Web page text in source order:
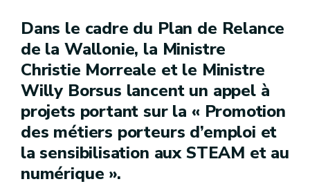
Dans le cadre du Plan de Relance
de la Wallonie, la Ministre
Christie Morreale et le Ministre
Willy Borsus lancent un appel à
projets portant sur la « Promotion
des métiers porteurs d’emploi et
la sensibilisation aux STEAM et au
numérique ».